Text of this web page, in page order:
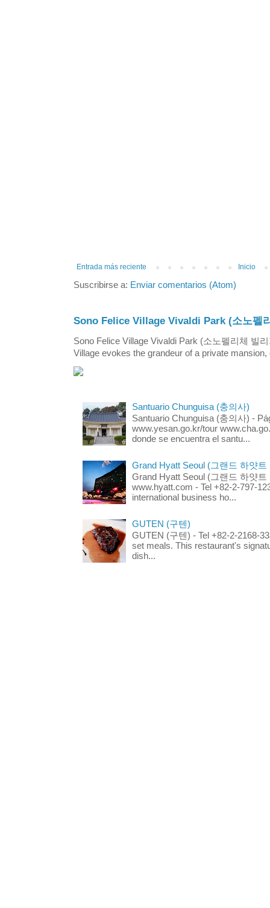
Entrada más reciente Inicio
Suscribirse a: Enviar comentarios (Atom)
Sono Felice Village Vivaldi Park (소노펠
Sono Felice Village Vivaldi Park (소노펠리체 빌
Village evokes the grandeur of a private
Santuario Chunguisa (충의사)
Santuario Chunguisa (충의사) -
www.yesan.go.kr/tour
donde se encuentra el santu...
Grand Hyatt Seoul (그랜드 하얏트
Grand Hyatt Seoul (그랜드 하얏트
www.hyatt.com - Tel +82-2-797-
international business ho...
GUTEN (구텐)
GUTEN (구텐) - Tel +82-2-2168-
set meals. This restaurant's
dish...